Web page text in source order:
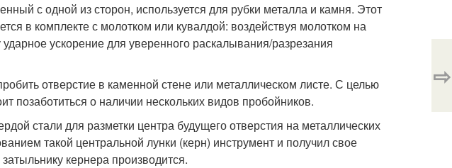
с одной из сторон, используется для рубки металла и камня. Этот
в комплекте с молотком или кувалдой: воздействуя молотком на
ускорение для уверенного раскалывания/разрезания
отверстие в каменной стене или металлическом листе. С целью
позаботиться о наличии нескольких видов пробойников.
стали для разметки центра будущего отверстия на металлических
такой центральной лунки (керн) инструмент и получил свое
кернера производится.
⇨